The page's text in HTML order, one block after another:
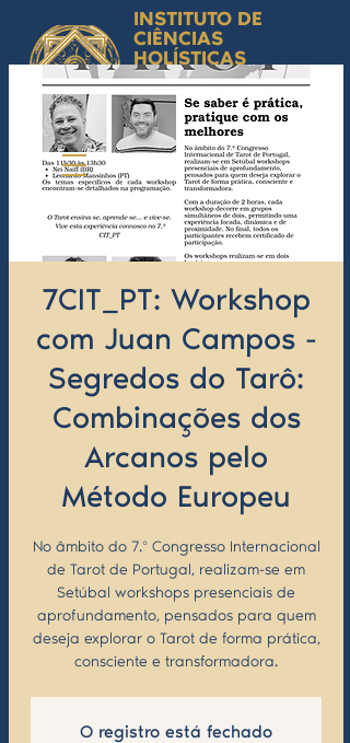
INSTITUTO DE
CIÊNCIAS
HOLÍSTICAS
by Isabel Valente Gomes
Ciência Simbólica
Aplicada e
Desenvolvimento
Humano
7CIT_PT: Workshop
com Juan Campos -
Segredos do Tarô:
Combinações dos
Arcanos pelo
Método Europeu
No âmbito do 7.º Congresso Internacional
de Tarot de Portugal, realizam-se em
Setúbal workshops presenciais de
aprofundamento, pensados para quem
deseja explorar o Tarot de forma prática,
consciente e transformadora.
O registro está fechado